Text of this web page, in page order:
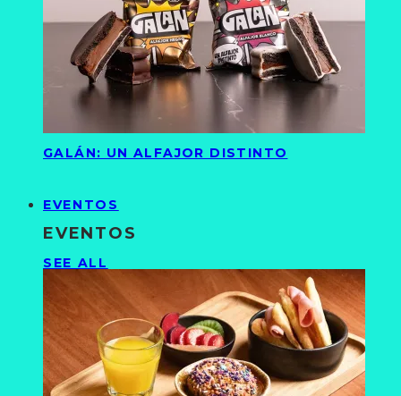
GALÁN: UN ALFAJOR DISTINTO
EVENTOS
EVENTOS
SEE ALL